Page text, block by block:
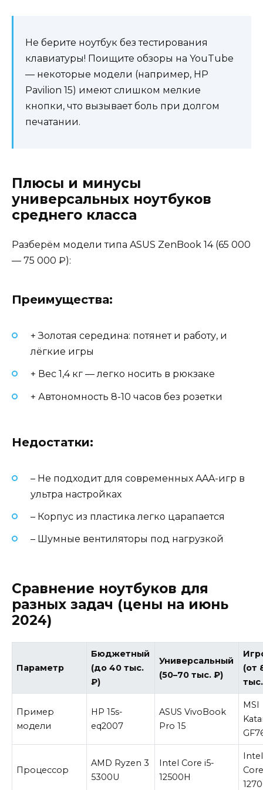
Не берите ноутбук без тестирования
клавиатуры! Поищите обзоры на YouTube
— некоторые модели (например, HP
Pavilion 15) имеют слишком мелкие
кнопки, что вызывает боль при долгом
печатании.
Плюсы и минусы
универсальных ноутбуков
среднего класса
Разберём модели типа ASUS ZenBook 14 (65 000
— 75 000 ₽):
Преимущества:
+ Золотая середина: потянет и работу, и
лёгкие игры
+ Вес 1,4 кг — легко носить в рюкзаке
+ Автономность 8-10 часов без розетки
Недостатки:
– Не подходит для современных AAA-игр в
ультра настройках
– Корпус из пластика легко царапается
– Шумные вентиляторы под нагрузкой
Сравнение ноутбуков для
разных задач (цены на июнь
2024)
Параметр
Бюджетный
(до 40 тыс.
₽)
Универсальный
(50–70 тыс. ₽)
(от
Пример
модели
HP 15s-
eq2007
ASUS VivoBook
Pro 15
MSI
Процессор
AMD Ryzen 3
5300U
Intel Core i5-
12500H
Intel